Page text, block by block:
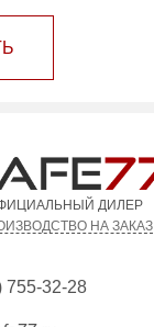
ДИЛЕР
НА ЗАКАЗ
755-32-28